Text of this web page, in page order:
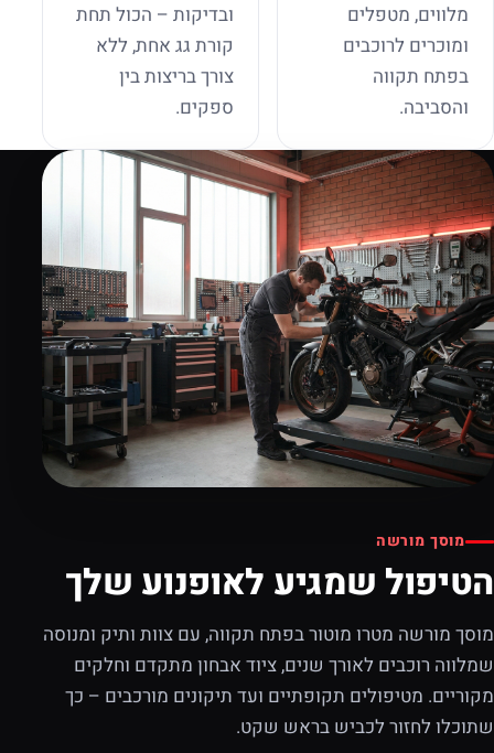
מלווים, מטפלים
ומוכרים לרוכבים
בפתח תקווה
והסביבה.
ובדיקות – הכול תחת
קורת גג אחת, ללא
צורך בריצות בין
ספקים.
מוסך מורשה
הטיפול שמגיע לאופנוע שלך
מוסך מורשה מטרו מוטור בפתח תקווה, עם צוות ותיק ומנוסה
שמלווה רוכבים לאורך שנים, ציוד אבחון מתקדם וחלקים
מקוריים. מטיפולים תקופתיים ועד תיקונים מורכבים – כך
שתוכלו לחזור לכביש בראש שקט.